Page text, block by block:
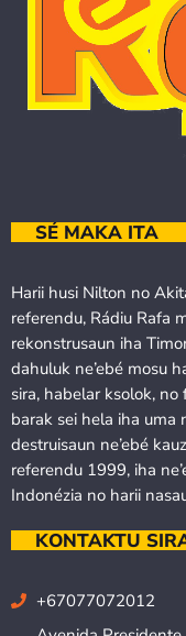
SÉ MAKA ITA
Harii husi Nilton no
referendu, Rádiu Rafa
rekonstrusaun iha
dahuluk ne’ebé mosu
sira, habelar ksolok,
barak sei hela iha uma
destruisaun ne’ebé
referendu 1999, iha
Indonézia no harii
KONTAKTU
+67077072012